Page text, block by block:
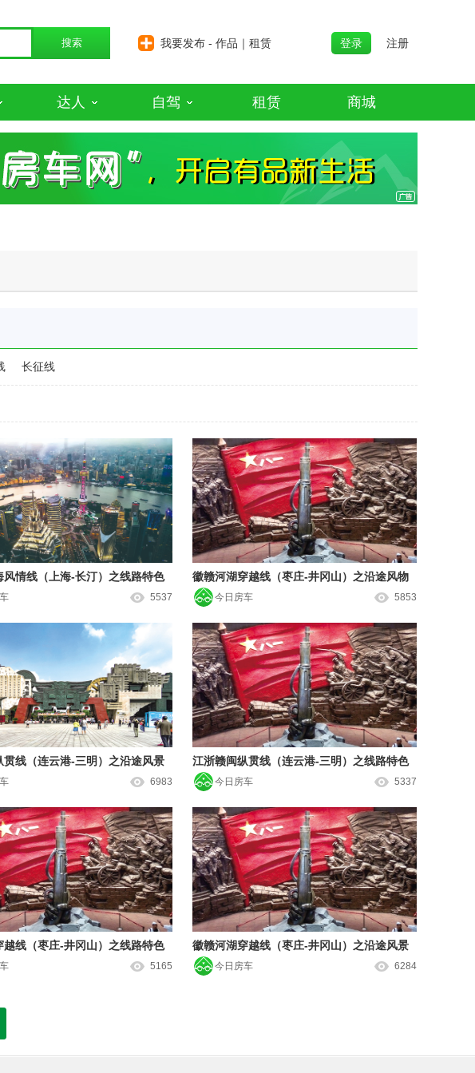
我要发布 - 作品｜租赁 注册
登录
达人 自驾 租赁 商城
长征线
风情线（上海-长汀）之线路特色
5537
徽赣河湖穿越线（枣庄-井冈山）之沿途风物
今日房车 5853
贯线（连云港-三明）之沿途风景
6983
江浙赣闽纵贯线（连云港-三明）之线路特色
今日房车 5337
越线（枣庄-井冈山）之线路特色
5165
徽赣河湖穿越线（枣庄-井冈山）之沿途风景
今日房车 6284